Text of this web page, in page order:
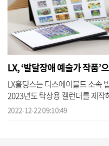
LX, ‘발달장애 예술가 작품’
LX홀딩스는 디스에이블드 소속
2023년도 탁상용 캘런더를 제
고 22일 밝혔다. LX그룹의 내년
2022-12-22 09:10:49